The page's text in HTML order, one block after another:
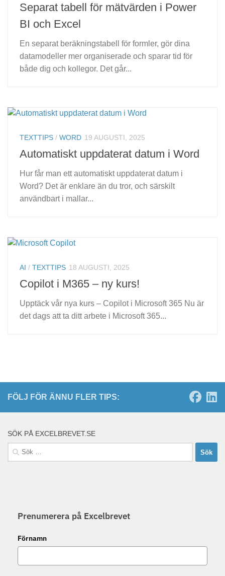
Separat tabell för mätvärden i Power
BI och Excel
En separat beräkningstabell för formler, gör dina
datamodeller mer organiserade och sparar tid för
både dig och kollegor. Det går...
TEXTTIPS / WORD 19 AUGUSTI, 2025
Automatiskt uppdaterat datum i Word
Hur får man ett automatiskt uppdaterat datum i
Word? Det är enklare än du tror, och särskilt
användbart i mallar...
AI / TEXTTIPS 18 AUGUSTI, 2025
Copilot i M365 – ny kurs!
Upptäck vår nya kurs – Copilot i Microsoft 365 Nu är
det dags att ta ditt arbete i Microsoft 365...
FÖLJ FÖR ÄNNU FLER TIPS:
SÖK PÅ EXCELBREVET.SE
Sök
efter:
Prenumerera på Excelbrevet
Förnamn